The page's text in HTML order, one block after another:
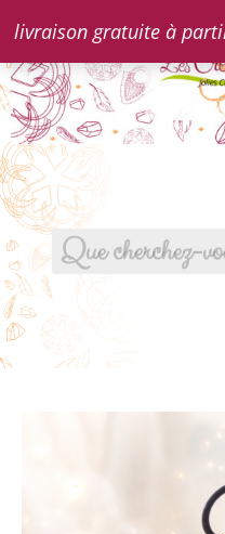
livraison gratuite à